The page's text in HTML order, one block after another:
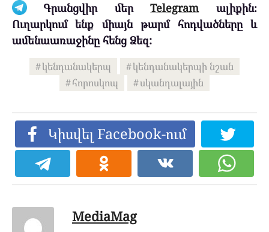
Գրանցվիր մերTelegramալիքին։
Ուղարկում ենք միայն թարմ հոդվածները և
ամենաառաջինը հենց Ձեզ:
կենդանակերպ
կենդանակերպի նշան
հորոսկոպ
սկանդալային
Կիսվել Facebook-ում
MediaMag